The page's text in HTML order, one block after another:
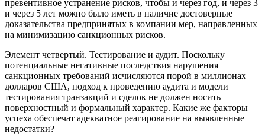
превентивное устранение рисков, чтобы и через год, и через 3
и через 5 лет можно было иметь в наличие достоверные
доказательства предпринятых в компании мер, направленных
на минимизацию санкционных рисков.
Элемент четвертый. Тестирование и аудит. Поскольку
потенциальные негативные последствия нарушения
санкционных требований исчисляются порой в миллионах
долларов США, подход к проведению аудита и модели
тестирования транзакций и сделок не должен носить
поверхностный и формальный характер. Какие же факторы
успеха обеспечат адекватное реагирование на выявленные
недостатки?